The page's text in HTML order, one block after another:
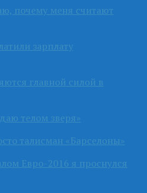
почему меня считают
зарплату
главной силой в
телом зверя»
талисман «Барселоны»
Евро-2016 я проснулся